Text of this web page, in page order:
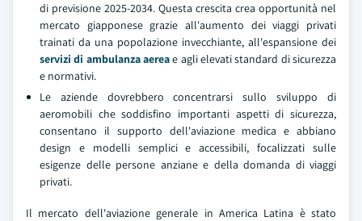
di previsione 2025-2034. Questa crescita crea opportunità nel
mercato giapponese grazie all'aumento dei viaggi privati
trainati da una popolazione invecchiante, all'espansione dei
servizi di ambulanza aereae agli elevati standard di sicurezza
e normativi.
Le aziende dovrebbero concentrarsi sullo sviluppo di
aeromobili che soddisfino importanti aspetti di sicurezza,
consentano il supporto dell'aviazione medica e abbiano
design e modelli semplici e accessibili, focalizzati sulle
esigenze delle persone anziane e della domanda di viaggi
privati.
Il mercato dell'aviazione generale in America Latina è stato